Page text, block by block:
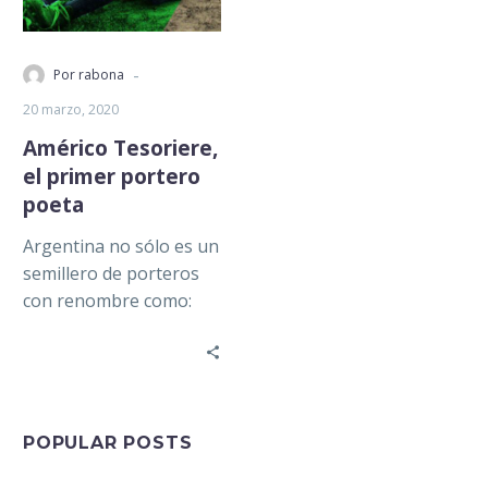
Por rabona -
20 marzo, 2020
Américo Tesoriere,
el primer portero
poeta
Argentina no sólo es un
semillero de porteros
con renombre como:
POPULAR POSTS